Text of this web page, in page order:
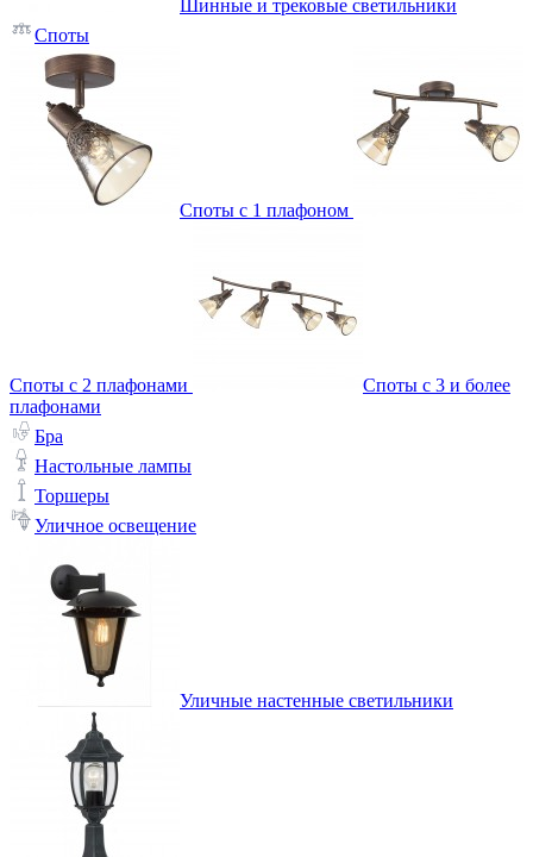
Шинные и трековые светильники
Споты
Споты с 1 плафоном
Споты с 2 плафонами
Споты с 3 и более
плафонами
Бра
Настольные лампы
Торшеры
Уличное освещение
Уличные настенные светильники